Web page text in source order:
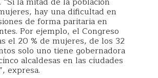
hay una dificultad en
de forma paritaria en
Por ejemplo, el Congreso
el 20 % de mujeres, de los 32
solo uno tiene gobernadora
alcaldesas en las ciudades
expresa.